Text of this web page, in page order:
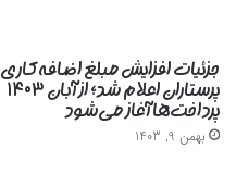
جزئیات افزایش مبلغ اضافه‌کاری
پرستاران اعلام شد؛ از آبان ۱۴۰۳
پرداخت‌ها آغاز می‌شود
بهمن 9, 1403